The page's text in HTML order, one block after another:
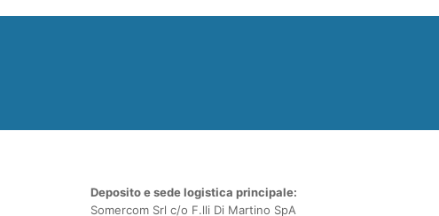
Deposito e sede logistica principale:
Somercom Srl c/o F.lli Di Martino SpA